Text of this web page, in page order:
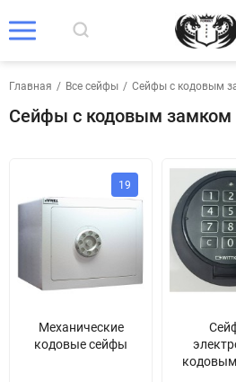
Главная / Все сейфы / Сейфы с кодовым
Сейфы с кодовым замком
Механические
кодовые сейфы
19